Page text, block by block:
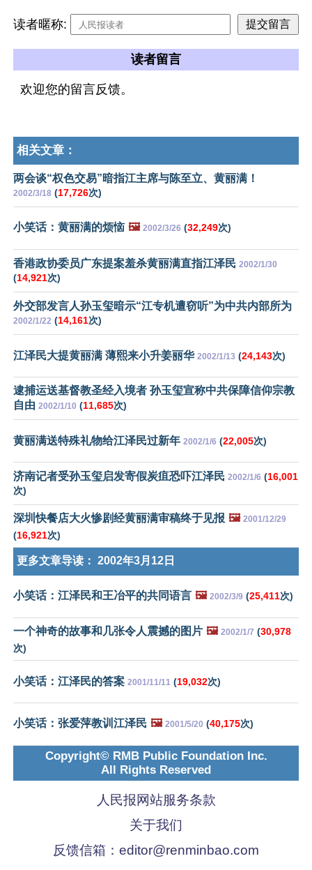
读者暱称:
读者留言
欢迎您的留言反馈。
相关文章：
两会谈“权色交易”暗指江主席与陈至立、黄丽满！
2002/3/18 (17,726次)
小笑话：黄丽满的烦恼 🖼️ 2002/3/26 (32,249次)
香港政协委员广东提案羞杀黄丽满直指江泽民 2002/1/30
(14,921次)
外交部发言人孙玉玺暗示“江专机遭窃听”为中共内部所为
2002/1/22 (14,161次)
江泽民大提黄丽满 薄熙来小升姜丽华 2002/1/13 (24,143次)
逮捕运送基督教圣经入境者 孙玉玺宣称中共保障信仰宗教
自由 2002/1/10 (11,685次)
黄丽满送特殊礼物给江泽民过新年 2002/1/6 (22,005次)
济南记者受孙玉玺启发寄假炭疽恐吓江泽民 2002/1/6 (16,001
次)
深圳快餐店大火惨剧经黄丽满审稿终于见报 🖼️ 2001/12/29
(16,921次)
更多文章导读： 2002年3月12日
小笑话：江泽民和王冶平的共同语言 🖼️ 2002/3/9 (25,411次)
一个神奇的故事和几张令人震撼的图片 🖼️ 2002/1/7 (30,978
次)
小笑话：江泽民的答案 2001/11/11 (19,032次)
小笑话：张爱萍教训江泽民 🖼️ 2001/5/20 (40,175次)
Copyright© RMB Public Foundation Inc.
All Rights Reserved
人民报网站服务条款
关于我们
反馈信箱： editor@renminbao.com